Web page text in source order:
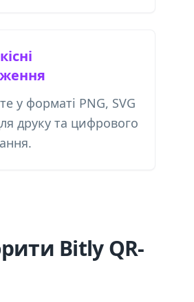
у форматі PNG, SVG
друку та цифрового
Bitly QR-